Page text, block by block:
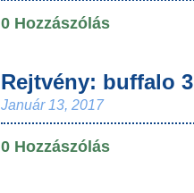
0 Hozzászólás
Rejtvény: buffalo
Január 13, 2017
0 Hozzászólás